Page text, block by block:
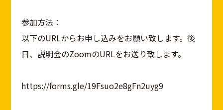
参加方法：
以下のURLからお申し込みをお願い致します。後
日、説明会のZoomのURLをお送り致します。
https://forms.gle/19Fsuo2e8gFn2uyg9